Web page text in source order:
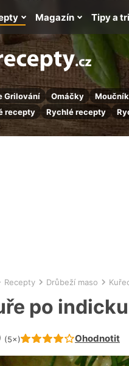
Grilování Omáčky
recepty
Rychlé recepty
Magazín Tipy a
Recepty Drůbeží maso
po indicku
receptu je
(5×) Ohodnotit